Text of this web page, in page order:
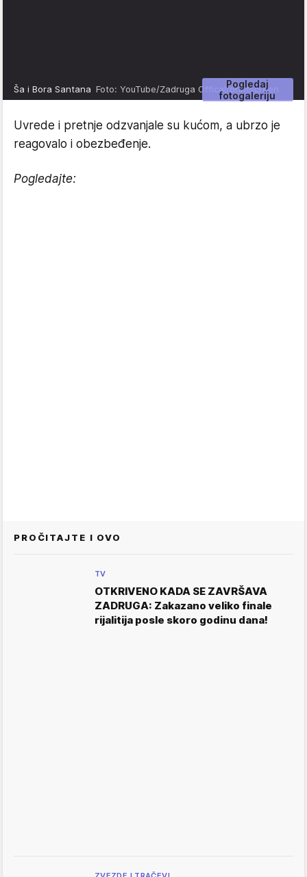
Pogledaj
fotogaleriju
Ša i Bora Santana Foto: YouTube/Zadruga Offical/printscreen
Uvrede i pretnje odzvanjale su kućom, a ubrzo je
reagovalo i obezbeđenje.
Pogledajte:
PROČITAJTE I OVO
TV
OTKRIVENO KADA SE ZAVRŠAVA
ZADRUGA: Zakazano veliko finale
rijalitija posle skoro godinu dana!